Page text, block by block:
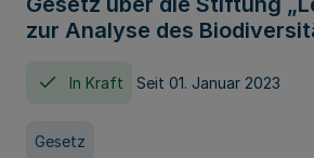
zur Analyse des
In Kraft Seit 01. Januar 2023
Gesetz